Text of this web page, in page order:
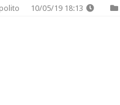
10/05/19 18:13